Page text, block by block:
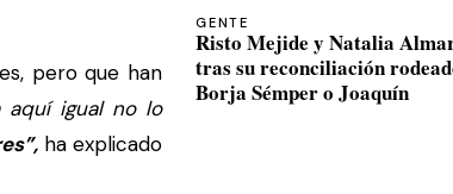
pero que han
aquí igual no lo
ha explicado
GENTE
Risto Mejide y Natalia
tras su reconciliación
Borja Sémper o Joaquín